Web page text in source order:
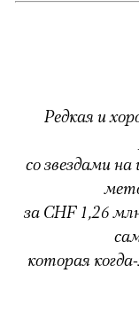
Редкая и
со звездами
за CHF 1,26
которая